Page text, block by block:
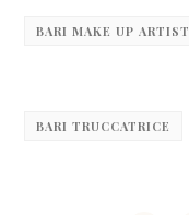
BARI MAKE UP ARTIST
BARI TRUCCATRICE